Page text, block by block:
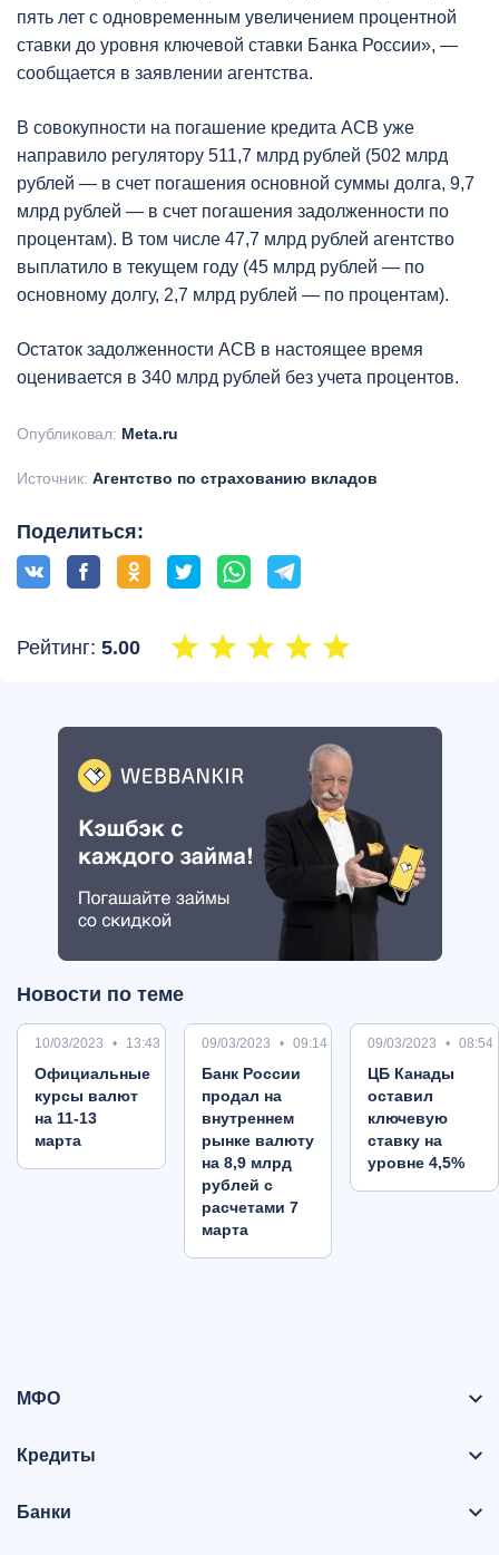
пять лет с одновременным увеличением процентной
ставки до уровня ключевой ставки Банка России», —
сообщается в заявлении агентства.
В совокупности на погашение кредита АСВ уже
направило регулятору 511,7 млрд рублей (502 млрд
рублей — в счет погашения основной суммы долга, 9,7
млрд рублей — в счет погашения задолженности по
процентам). В том числе 47,7 млрд рублей агентство
выплатило в текущем году (45 млрд рублей — по
основному долгу, 2,7 млрд рублей — по процентам).
Остаток задолженности АСВ в настоящее время
оценивается в 340 млрд рублей без учета процентов.
Опубликовал: Meta.ru
Источник: Агентство по страхованию вкладов
Поделиться:
Рейтинг: 5.00
Новости по теме
10/03/2023 13:43
Oфициальные
курсы валют
на 11-13
марта
09/03/2023 09:14
Банк России
продал на
внутреннем
рынке валюту
на 8,9 млрд
рублей с
расчетами 7
марта
09/03/2023 08:54
ЦБ Канады
оставил
ключевую
ставку на
уровне 4,5%
МФО
Кредиты
Банки